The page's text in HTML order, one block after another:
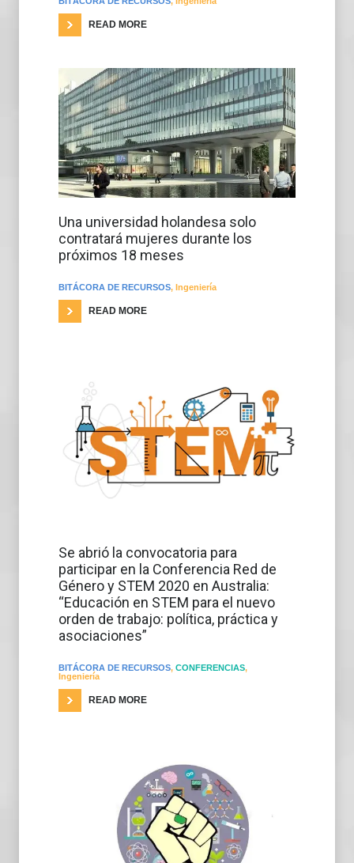
READ MORE
Una universidad holandesa solo
contratará mujeres durante los
próximos 18 meses
BITÁCORA DE RECURSOS, Ingeniería
READ MORE
Se abrió la convocatoria para
participar en la Conferencia Red de
Género y STEM 2020 en Australia:
“Educación en STEM para el nuevo
orden de trabajo: política, práctica y
asociaciones”
BITÁCORA DE RECURSOS, CONFERENCIAS,
Ingeniería
READ MORE